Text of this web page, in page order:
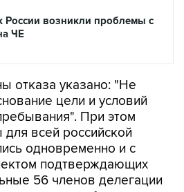
ЧЕ
отказа указано: "Не
При этом
всей российской
одновременно и с
подтверждающих
56 членов делегации
в сообщении